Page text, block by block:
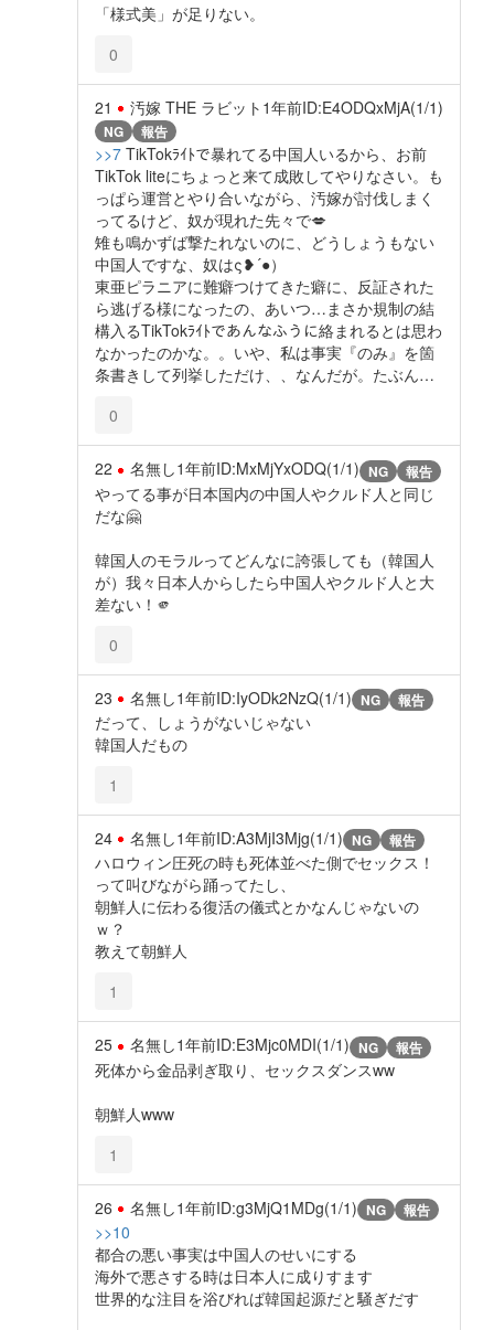
「様式美」が足りない。
0
21 汚嫁 THE ラビット 1年前ID:E4ODQxMjA(1/1)
NG 報告
>>7 TikTokﾗｲﾄで暴れてる中国人いるから、お前
TikTok liteにちょっと来て成敗してやりなさい。も
っぱら運営とやり合いながら、汚嫁が討伐しまく
ってるけど、奴が現れた先々で💋
雉も鳴かずば撃たれないのに、どうしょうもない
中国人ですな、奴はς❥´●）
東亜ピラニアに難癖つけてきた癖に、反証された
ら逃げる様になったの、あいつ…まさか規制の結
構入るTikTokﾗｲﾄであんなふうに絡まれるとは思わ
なかったのかな。。いや、私は事実『のみ』を箇
条書きして列挙しただけ、、なんだが。たぶん…
0
22 名無し1年前ID:MxMjYxODQ(1/1) NG 報告
やってる事が日本国内の中国人やクルド人と同じ
だな🤗
韓国人のモラルってどんなに誇張しても（韓国人
が）我々日本人からしたら中国人やクルド人と大
差ない！🫵
0
23 名無し1年前ID:IyODk2NzQ(1/1) NG 報告
だって、しょうがないじゃない
韓国人だもの
1
24 名無し1年前ID:A3MjI3Mjg(1/1) NG 報告
ハロウィン圧死の時も死体並べた側でセックス！
って叫びながら踊ってたし、
朝鮮人に伝わる復活の儀式とかなんじゃないの
ｗ？
教えて朝鮮人
1
25 名無し1年前ID:E3Mjc0MDI(1/1) NG 報告
死体から金品剥ぎ取り、セックスダンスww
朝鮮人www
1
26 名無し1年前ID:g3MjQ1MDg(1/1) NG 報告
>>10
都合の悪い事実は中国人のせいにする
海外で悪さする時は日本人に成りすます
世界的な注目を浴びれば韓国起源だと騒ぎだす